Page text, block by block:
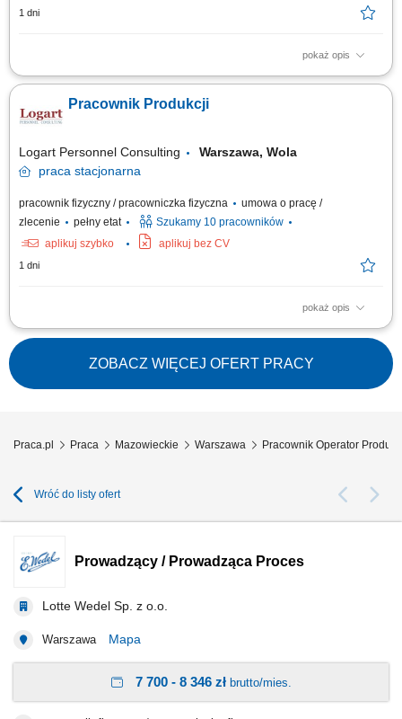
1 dni
pokaż opis
Opis stanowiska: Wykonywanie prac związanych z bieżącą produkcją;
wytwarzanych produktów; Montaż produktów; Dbanie o porządek i
bezpieczeństwo na stanowisku pracy; Współpraca z pozostałymi działami
Pracownik Produkcji
Logart Personnel Consulting
Warszawa, Wola
praca stacjonarna
pracownik fizyczny / pracowniczka fizyczna
umowa o pracę /
zlecenie
pełny etat
Szukamy 10 pracowników
aplikuj szybko
aplikuj bez CV
1 dni
pokaż opis
Opis stanowiska: Wykonywanie prac związanych z bieżącą produkcją;
Obsługa maszyn i urządzeń produkcyjnych; Kontrola jakości
wytwarzanych produktów; Montaż produktów; Dbanie o porządek i
bezpieczeństwo na stanowisku pracy; Współpraca z pozostałymi działami
firmy;
ZOBACZ WIĘCEJ OFERT PRACY
Praca.pl Praca Mazowieckie Warszawa Pracownik Operator
Wróć do listy ofert
Prowadzący / Prowadząca Proces
Lotte Wedel Sp. z o.o.
Warszawa Mapa
7 700 - 8 346 złbrutto/mies.